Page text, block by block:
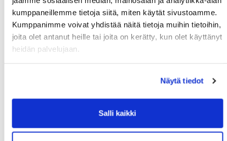
kumppaneillemme tietoja siitä, miten käytät sivustoamme.
Kumppanimme voivat yhdistää näitä tietoja muihin tietoihin,
joita olet antanut heille tai joita on kerätty, kun olet käyttänyt
heidän palvelujaan.
Näytä tiedot
Salli kaikki